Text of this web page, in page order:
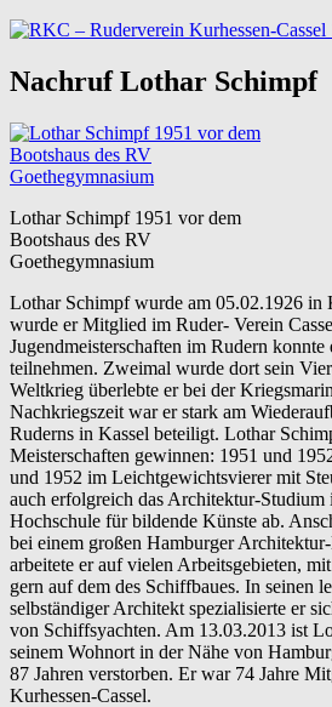
Nachruf Lothar Schimpf
Lothar Schimpf 1951 vor dem
Bootshaus des RV
Goethegymnasium
Lothar Schimpf wurde am 05.02.1926 in
wurde er Mitglied im Ruder- Verein
Jugendmeisterschaften im Rudern konnte
teilnehmen. Zweimal wurde dort sein
Weltkrieg überlebte er bei der
Nachkriegszeit war er stark am
Ruderns in Kassel beteiligt. Lothar
Meisterschaften gewinnen: 1951 und
und 1952 im Leichtgewichtsvierer mit
auch erfolgreich das Architektur-Studium
Hochschule für bildende Künste ab.
bei einem großen Hamburger
arbeitete er auf vielen Arbeitsgebieten,
gern auf dem des Schiffbaues. In seinen
selbständiger Architekt spezialisierte er
von Schiffsyachten. Am 13.03.2013 ist
seinem Wohnort in der Nähe von
87 Jahren verstorben. Er war 74 Jahre
Kurhessen-Cassel.